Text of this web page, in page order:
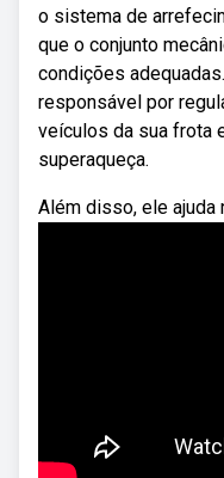
o sistema de
que o conjunto
condições
responsável por
veículos da sua frota
superaqueça.
Além disso, ele ajuda